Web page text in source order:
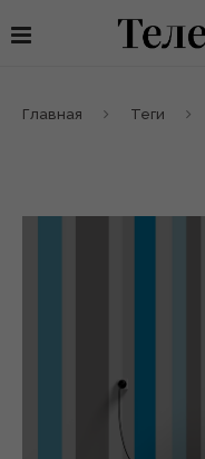
Главная Теги